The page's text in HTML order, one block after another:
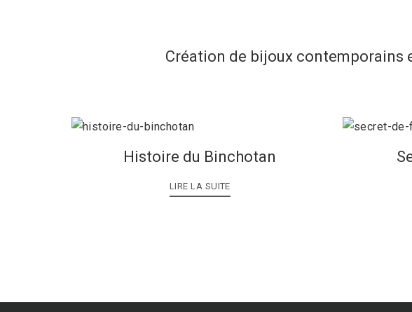
Création de bijoux contemporains
Histoire du Binchotan
LIRE LA SUITE